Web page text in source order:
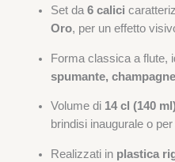
Set da 6 calici
Oro, per un effetto
Forma classica a flute,
spumante,
Volume di 14 cl (140
brindisi inaugurale o
Realizzati in plastica